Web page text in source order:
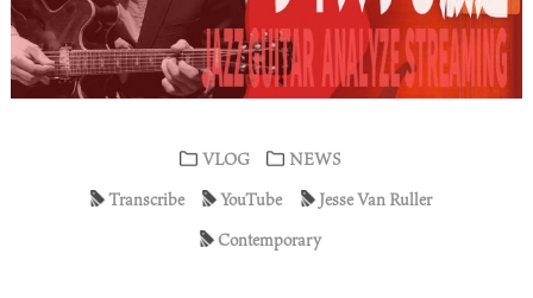
VLOG
NEWS
Transcribe
YouTube
Jesse Van Ruller
Contemporary